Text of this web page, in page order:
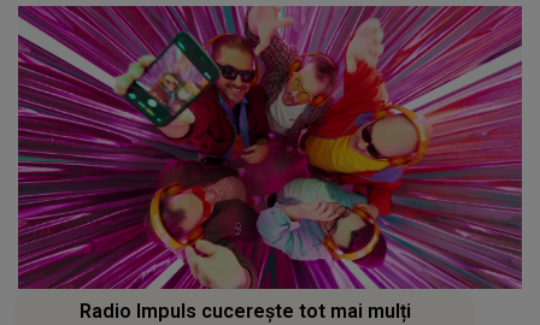
Radio Impuls cucerește tot mai mulți